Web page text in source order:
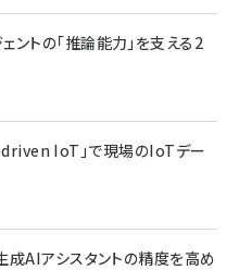
トの「推論能力」を支える2
IoT」で現場のIoTデー
成AIアシスタントの精度を高め